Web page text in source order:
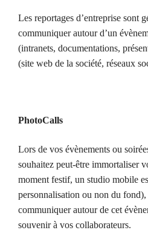
Les reportages d’entreprise sont
communiquer autour d’un
(intranets, documentations,
(site web de la société, réseaux
PhotoCalls
Lors de vos évènements ou
souhaitez peut-être immortaliser
moment festif, un studio mobile
personnalisation ou non du
communiquer autour de cet
souvenir à vos collaborateurs.